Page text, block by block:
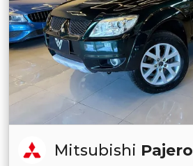
Mitsubishi Pajero